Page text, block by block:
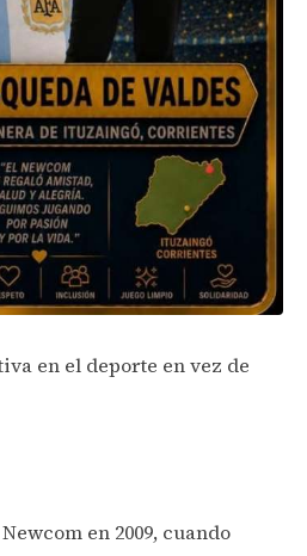
en el deporte en vez de
en 2009, cuando